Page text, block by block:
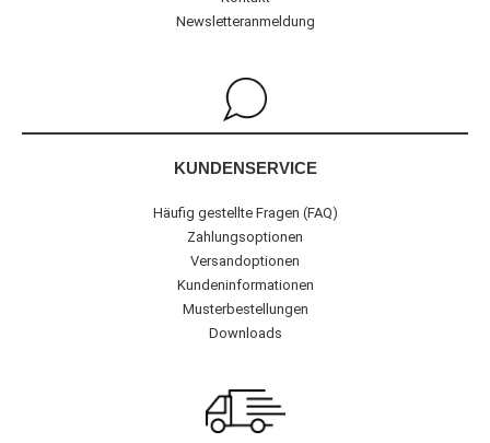
Newsletteranmeldung
KUNDENSERVICE
Häufig gestellte Fragen (FAQ)
Zahlungsoptionen
Versandoptionen
Kundeninformationen
Musterbestellungen
Downloads